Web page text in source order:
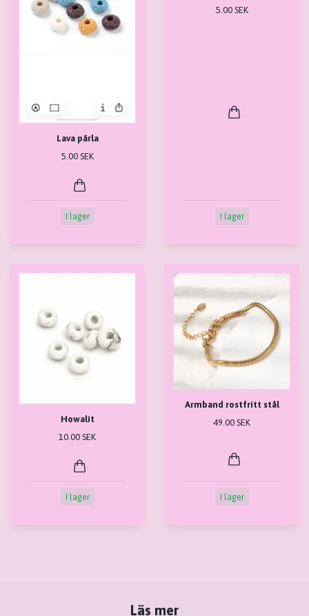
Lava pärla
5.00 SEK
I lager
5.00 SEK
I lager
Howalit
10.00 SEK
I lager
Armband rostfritt stål
49.00 SEK
I lager
Läs mer